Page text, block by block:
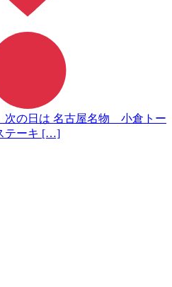
次の日は 名古屋名物 小倉トー
テーキ […]